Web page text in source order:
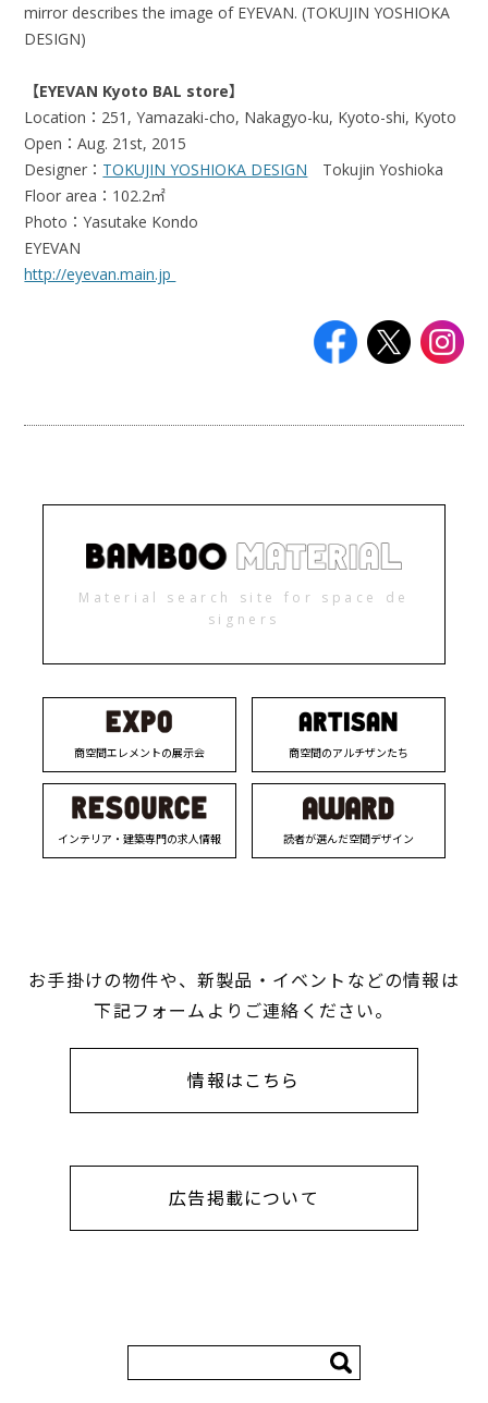
mirror describes the image of EYEVAN. (TOKUJIN YOSHIOKA
DESIGN)
【EYEVAN Kyoto BAL store】
Location：251, Yamazaki-cho, Nakagyo-ku, Kyoto-shi, Kyoto
Open：Aug. 21st, 2015
Designer： TOKUJIN YOSHIOKA DESIGN Tokujin Yoshioka
Floor area：102.2㎡
Photo：Yasutake Kondo
EYEVAN
http://eyevan.main.jp
Material search site for space de
signers
商空間エレメントの展示会 商空間のアルチザンたち
インテリア・建築専門の求人情報 読者が選んだ空間デザイン
お手掛けの物件や、新製品・イベントなどの情報は
下記フォームよりご連絡ください。
情報はこちら
広告掲載について
索: